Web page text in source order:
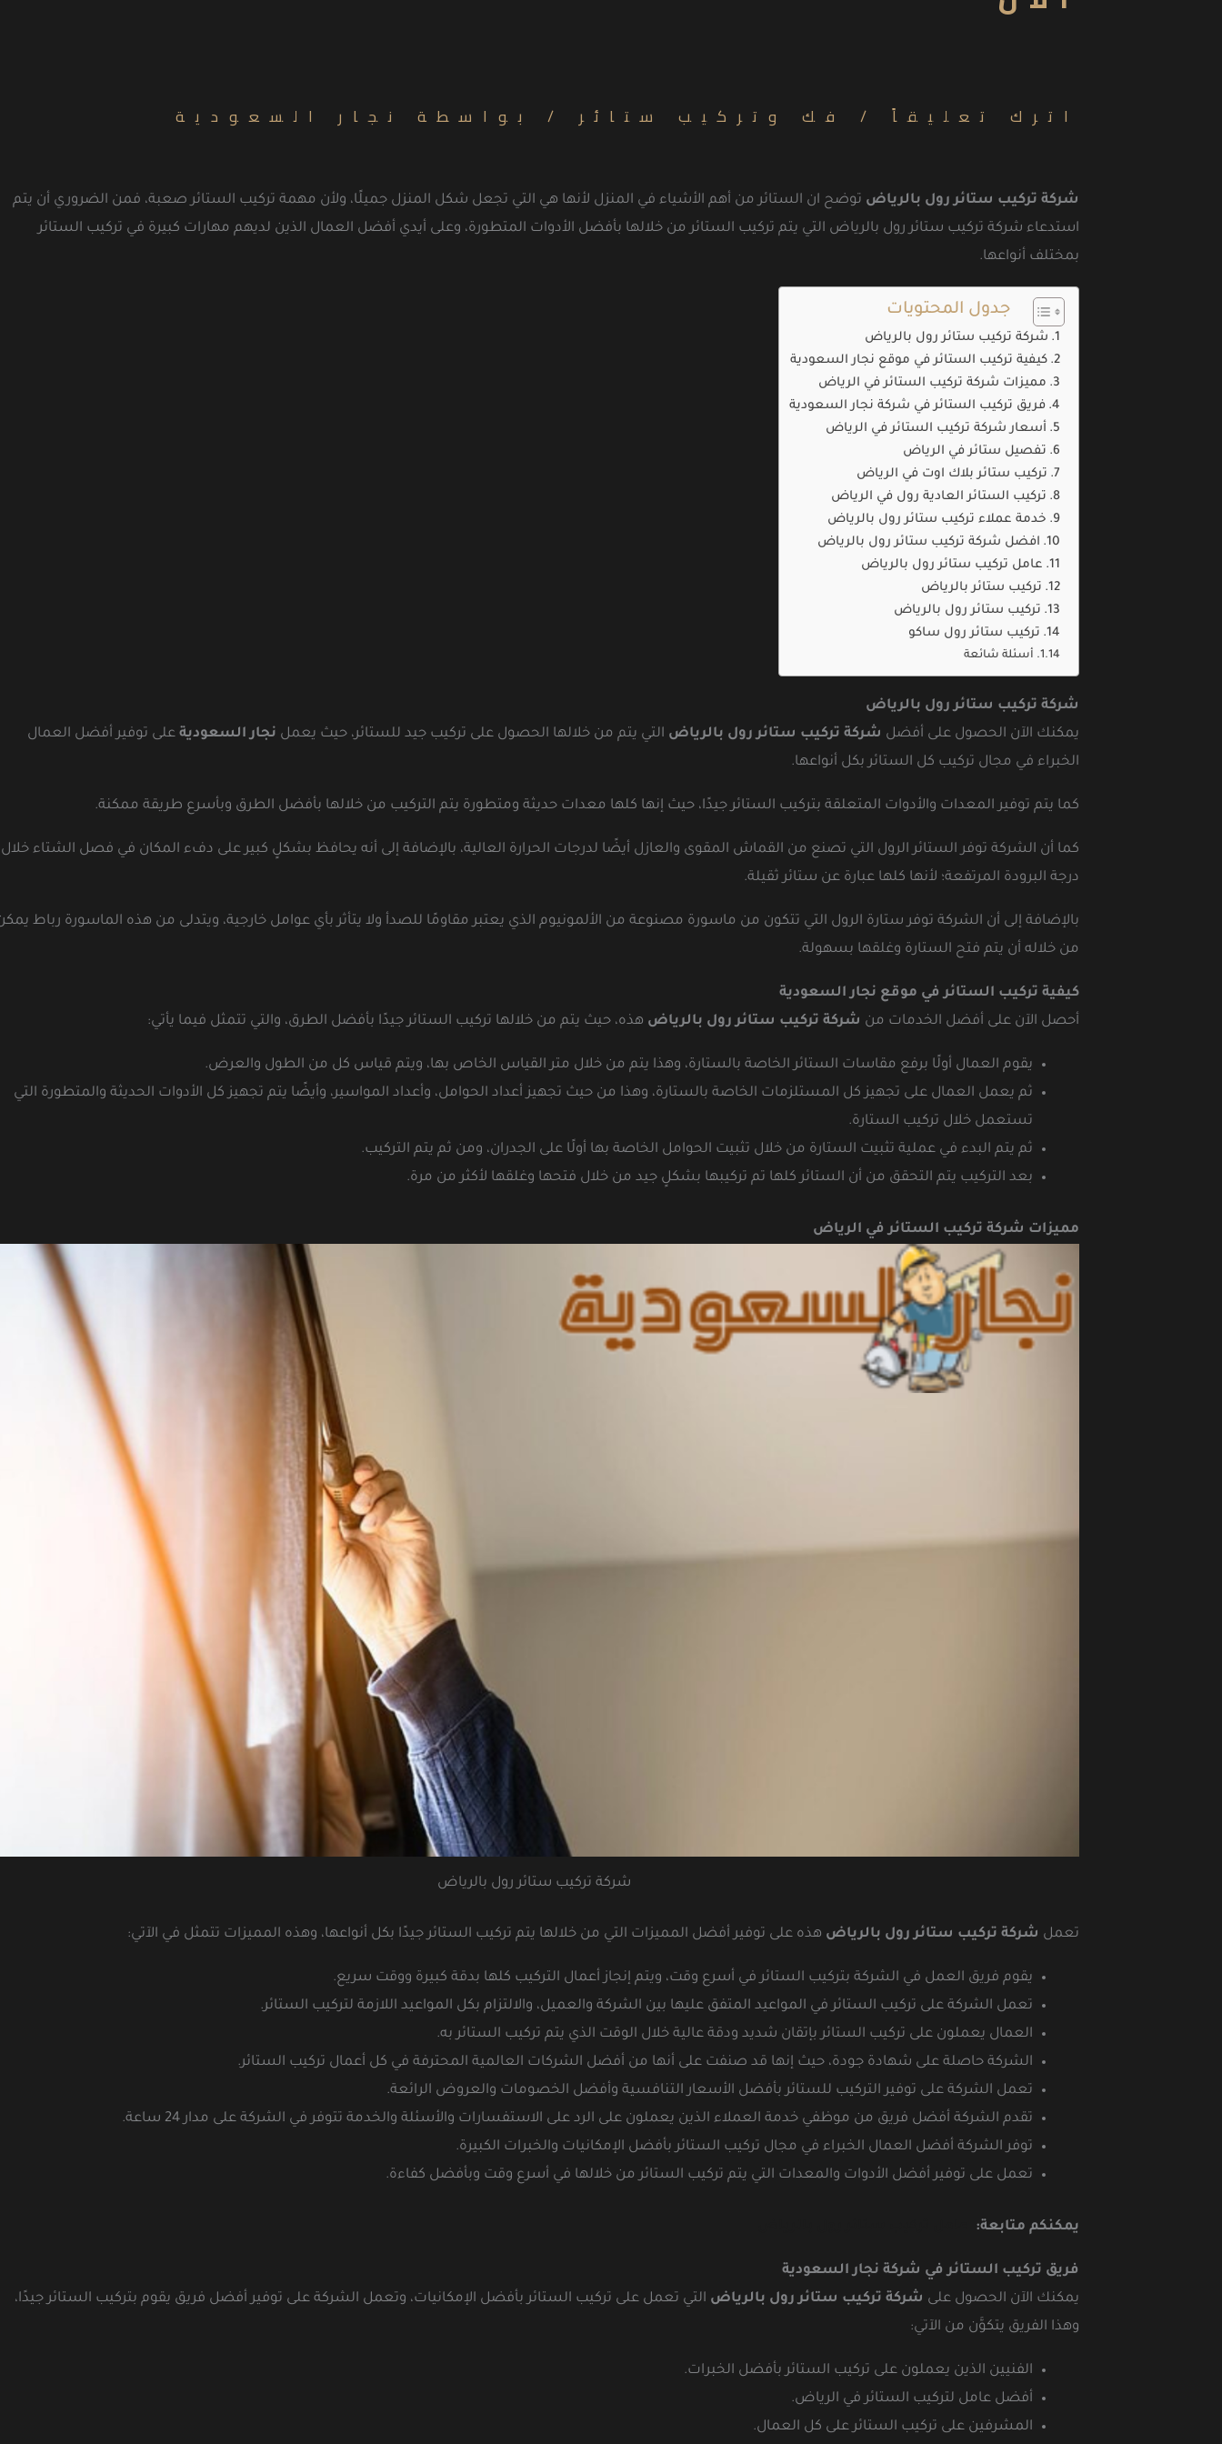
اترك تعليقاً / فك وتركيب ستائر / بواسطة نجار السعودية
شركة تركيب ستائر رول بالرياض توضح ان الستائر من أهم الأشياء في المنزل لأنها هي التي تجعل شكل المنزل جميلًا، ولأن مهمة تركيب الستائر صعبة، فمن الضروري أن يتم
استدعاء شركة تركيب ستائر رول بالرياض التي يتم تركيب الستائر من خلالها بأفضل الأدوات المتطورة، وعلى أيدي أفضل العمال الذين لديهم مهارات كبيرة في تركيب الستائر
بمختلف أنواعها.
جدول المحتويات
شركة تركيب ستائر رول بالرياض
كيفية تركيب الستائر في موقع نجار السعودية
مميزات شركة تركيب الستائر في الرياض
فريق تركيب الستائر في شركة نجار السعودية
أسعار شركة تركيب الستائر في الرياض
تفصيل ستائر في الرياض
تركيب ستائر بلاك اوت في الرياض
تركيب الستائر العادية رول في الرياض
خدمة عملاء تركيب ستائر رول بالرياض
افضل شركة تركيب ستائر رول بالرياض
عامل تركيب ستائر رول بالرياض
تركيب ستائر بالرياض
تركيب ستائر رول بالرياض
تركيب ستائر رول ساكو
أسئلة شائعة
شركة تركيب ستائر رول بالرياض
يمكنك الآن الحصول على أفضل شركة تركيب ستائر رول بالرياض التي يتم من خلالها الحصول على تركيب جيد للستائر، حيث يعمل نجار السعودية على توفير أفضل العمال
الخبراء في مجال تركيب كل الستائر بكل أنواعها.
كما يتم توفير المعدات والأدوات المتعلقة بتركيب الستائر جيدًا، حيث إنها كلها معدات حديثة ومتطورة يتم التركيب من خلالها بأفضل الطرق وبأسرع طريقة ممكنة.
كما أن الشركة توفر الستائر الرول التي تصنع من القماش المقوى والعازل أيضًا لدرجات الحرارة العالية، بالإضافة إلى أنه يحافظ بشكلٍ كبير على دفء المكان في فصل الشتاء خلال
درجة البرودة المرتفعة؛ لأنها كلها عبارة عن ستائر ثقيلة.
بالإضافة إلى أن الشركة توفر ستارة الرول التي تتكون من ماسورة مصنوعة من الألمونيوم الذي يعتبر مقاومًا للصدأ ولا يتأثر بأي عوامل خارجية، ويتدلى من هذه الماسورة رباط
من خلاله أن يتم فتح الستارة وغلقها بسهولة.
كيفية تركيب الستائر في موقع نجار السعودية
أحصل الآن على أفضل الخدمات من شركة تركيب ستائر رول بالرياض هذه، حيث يتم من خلالها تركيب الستائر جيدًا بأفضل الطرق، والتي تتمثل فيما يأتي:
يقوم العمال أولًا برفع مقاسات الستائر الخاصة بالستارة، وهذا يتم من خلال متر القياس الخاص بها، ويتم قياس كل من الطول والعرض.
ثم يعمل العمال على تجهيز كل المستلزمات الخاصة بالستارة، وهذا من حيث تجهيز أعداد الحوامل، وأعداد المواسير، وأيضًا يتم تجهيز كل الأدوات الحديثة والمتطورة التي
تستعمل خلال تركيب الستارة.
ثم يتم البدء في عملية تثبيت الستارة من خلال تثبيت الحوامل الخاصة بها أولًا على الجدران، ومن ثم يتم التركيب.
بعد التركيب يتم التحقق من أن الستائر كلها تم تركيبها بشكلٍ جيد من خلال فتحها وغلقها لأكثر من مرة.
مميزات شركة تركيب الستائر في الرياض
شركة تركيب ستائر رول بالرياض
تعمل شركة تركيب ستائر رول بالرياض هذه على توفير أفضل المميزات التي من خلالها يتم تركيب الستائر جيدًا بكل أنواعها، وهذه المميزات تتمثل في الآتي:
يقوم فريق العمل في الشركة بتركيب الستائر في أسرع وقت، ويتم إنجاز أعمال التركيب كلها بدقة كبيرة ووقت سريع.
تعمل الشركة على تركيب الستائر في المواعيد المتفق عليها بين الشركة والعميل، والالتزام بكل المواعيد اللازمة لتركيب الستائر.
العمال يعملون على تركيب الستائر بإتقان شديد ودقة عالية خلال الوقت الذي يتم تركيب الستائر به.
الشركة حاصلة على شهادة جودة، حيث إنها قد صنفت على أنها من أفضل الشركات العالمية المحترفة في كل أعمال تركيب الستائر.
تعمل الشركة على توفير التركيب للستائر بأفضل الأسعار التنافسية وأفضل الخصومات والعروض الرائعة.
تقدم الشركة أفضل فريق من موظفي خدمة العملاء الذين يعملون على الرد على الاستفسارات والأسئلة والخدمة تتوفر في الشركة على مدار 24 ساعة.
توفر الشركة أفضل العمال الخبراء في مجال تركيب الستائر بأفضل الإمكانيات والخبرات الكبيرة.
تعمل على توفير أفضل الأدوات والمعدات التي يتم تركيب الستائر من خلالها في أسرع وقت وبأفضل كفاءة.
يمكنكم متابعة:
فريق تركيب الستائر في شركة نجار السعودية
يمكنك الآن الحصول على شركة تركيب ستائر رول بالرياض التي تعمل على تركيب الستائر بأفضل الإمكانيات، وتعمل الشركة على توفير أفضل فريق يقوم بتركيب الستائر جيدًا،
وهذا الفريق يتكوَّن من الآتي:
الفنيين الذين يعملون على تركيب الستائر بأفضل الخبرات.
أفضل عامل لتركيب الستائر في الرياض.
المشرفين على تركيب الستائر على كل العمال.